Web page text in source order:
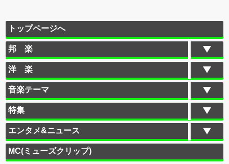
トップページへ
邦 楽
洋 楽
音楽テーマ
特集
エンタメ&ニュース
MC(ミューズクリップ)